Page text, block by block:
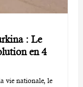
: Le
en 4
vie nationale, le